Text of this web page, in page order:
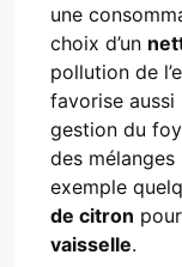
une
choix d’un
pollution de
favorise aussi
gestion du
des
exemple
de citron
vaisselle.